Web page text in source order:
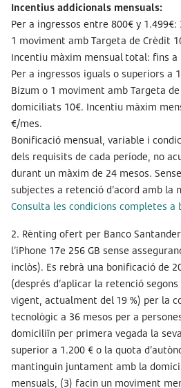
Incentius addicionals mensuals:
Per a ingressos entre 800€ y
1 moviment amb Targeta de Crèdit
Incentiu màxim mensual total: fins
Per a ingressos iguals o superiors a
Bizum o 1 moviment amb Targeta
domiciliats 10€. Incentiu màxim
€/mes.
Bonificació mensual, variable i
dels requisits de cada període, no
durant un màxim de 24 mesos.
subjectes a retenció d’acord amb la
Consulta les condicions completes a
2. Rènting ofert per Banco
l’iPhone 17e 256 GB sense
inclòs). Es rebrà una bonificació de
(després d’aplicar la retenció
vigent, actualment del 19 %) per la
tecnològic a 36 mesos per a
domiciliïn per primera vegada la
superior a 1.200 € o la quota
mantinguin juntament amb la
mensuals, (3) facin un moviment